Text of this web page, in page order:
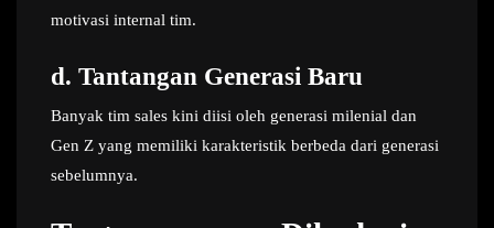
motivasi internal tim.
d. Tantangan Generasi Baru
Banyak tim sales kini diisi oleh generasi milenial dan
Gen Z yang memiliki karakteristik berbeda dari generasi
sebelumnya.